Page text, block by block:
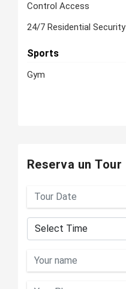
Control Access
24/7 Residential Security
Sports
Gym
Reserva un Tour